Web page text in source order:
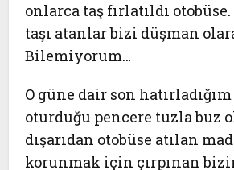
onlarca taş fırlatıldı
taşı atanlar bizi düşman
Bilemiyorum…
O güne dair son
oturduğu pencere tuzla buz
dışarıdan otobüse atılan
korunmak için çırpınan